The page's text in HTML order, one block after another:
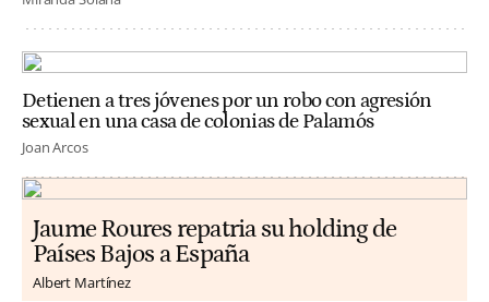
Detienen a tres jóvenes por un robo con agresión
sexual en una casa de colonias de Palamós
Joan Arcos
Jaume Roures repatria su holding de
Países Bajos a España
Albert Martínez